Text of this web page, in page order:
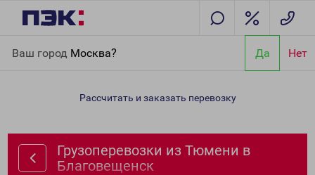
Ваш город Москва? Да Нет
Благовещенск
Рассчитать и заказать перевозку
Грузоперевозки из Тюмени в
Благовещенск